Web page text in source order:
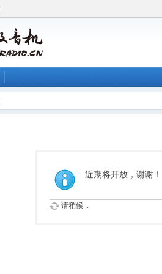
近期将开放，谢谢！
请稍候...